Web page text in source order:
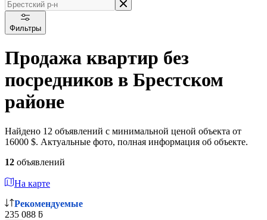
Фильтры
Продажа квартир без
посредников в Брестском
районе
Найдено 12 объявлений с минимальной ценой объекта от
16000 $. Актуальные фото, полная информация об объекте.
12 объявлений
На карте
Рекомендуемые
235 088 ƃ